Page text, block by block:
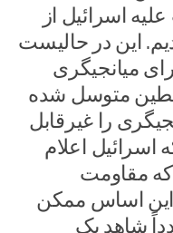
اسرائیل از
این در حالیست
میانجیگری
متوسل شده
را غیرقابل
اسرائیل اعلام
مقاومت
این اساس ممکن
شاهد یک